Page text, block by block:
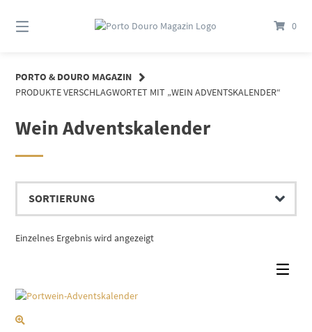
zum
Inhalt
0
PORTO & DOURO MAGAZIN
PRODUKTE VERSCHLAGWORTET MIT „WEIN ADVENTSKALENDER“
Wein Adventskalender
Einzelnes Ergebnis wird angezeigt